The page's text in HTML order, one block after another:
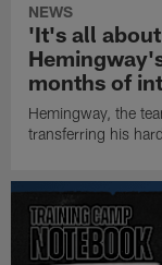
NEWS
'It's all
months of
Hemingway, the
transferring his